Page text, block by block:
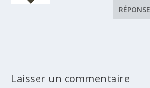
RÉPONSE
Laisser un commentaire